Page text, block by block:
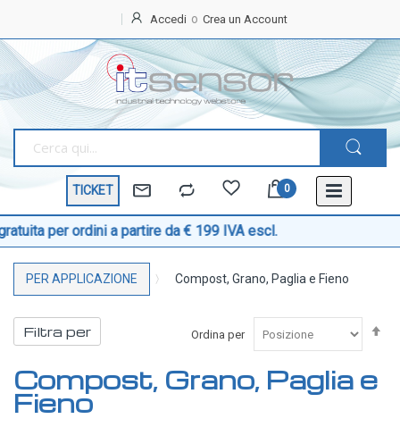
Accedi Crea un Account
TICKET
a partire da € 199 IVA escl.
PER APPLICAZIONE Compost, Grano, Paglia e Fieno
Compost, Grano, Paglia e
Fieno
Ordina per
Filtra per
OFFERTE
SPECIALI
BEST
SELLER
TEMPERATURA
Sonde di temperatura
Sonde temperatura ambiente
Sonde temperatura a cavo
Sonde temperatura ATEX
Sonde temperatura con connettore